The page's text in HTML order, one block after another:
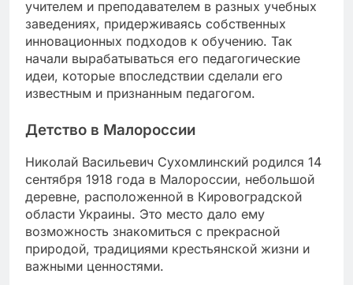
учителем и преподавателем в разных учебных
заведениях, придерживаясь собственных
инновационных подходов к обучению. Так
начали вырабатываться его педагогические
идеи, которые впоследствии сделали его
известным и признанным педагогом.
Детство в Малороссии
Николай Васильевич Сухомлинский родился 14
сентября 1918 года в Малороссии, небольшой
деревне, расположенной в Кировоградской
области Украины. Это место дало ему
возможность знакомиться с прекрасной
природой, традициями крестьянской жизни и
важными ценностями.